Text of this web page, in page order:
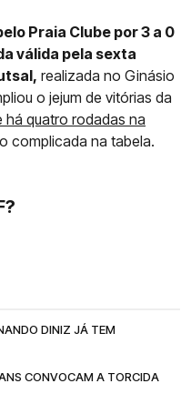
Praia Clube por 3 a 0
válida pela sexta
realizada no Ginásio
o jejum de vitórias da
há quatro rodadas na
complicada na tabela.
DINIZ JÁ TEM
CONVOCAM A TORCIDA